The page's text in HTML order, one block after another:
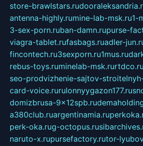
store-brawlstars.ru
antenna-highly.rumine-lab-msk.ru1-
3-sex-porn.ruban-damn.rupurse-
viagra-tablet.rufasbags.ruadler-
fincontech.ru3sexporn.ru1mus.ru
rebus-toys.ruminelab-msk.rurtdco.ru
seo-prodvizhenie-sajtov-
card-voice.rurulonnyygazon177.ru
domizbrusa-9x12spb.ru
a380club.ruargentinamia.ru
perk-oka.rug-octopus.ru
naruto-x.rupursefactory.rutor-